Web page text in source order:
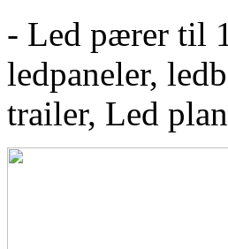
- Led pærer til
ledpaneler,
trailer, Led